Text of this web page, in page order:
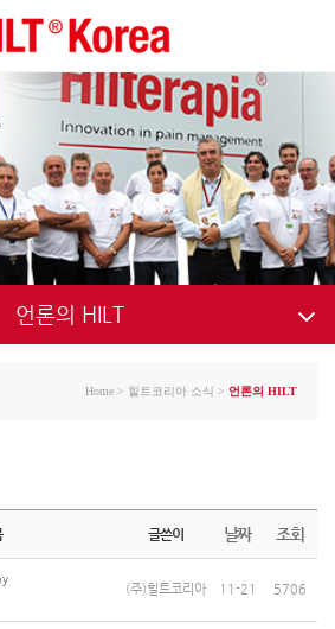
언론의 HILT
Home > 힐트코리아 소식 > 언론의 HILT
글쓴이 날짜 조회
(주)힐트코리아 11-21 5706